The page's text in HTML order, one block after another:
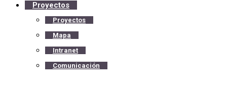
Proyectos
Proyectos
Mapa
Intranet
Comunicación